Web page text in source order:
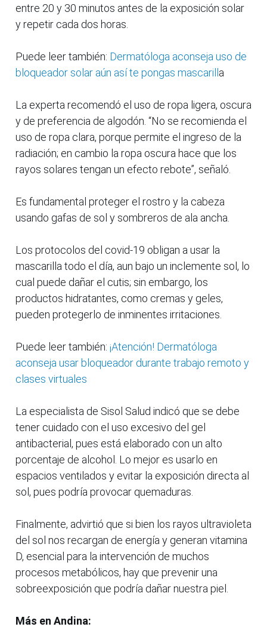
entre 20 y 30 minutos antes de la exposición solar
y repetir cada dos horas.
Puede leer también: Dermatóloga aconseja uso de
bloqueador solar aún así te pongas mascarill a
La experta recomendó el uso de ropa ligera, oscura
y de preferencia de algodón. “No se recomienda el
uso de ropa clara, porque permite el ingreso de la
radiación; en cambio la ropa oscura hace que los
rayos solares tengan un efecto rebote”, señaló.
Es fundamental proteger el rostro y la cabeza
usando gafas de sol y sombreros de ala ancha.
Los protocolos del covid-19 obligan a usar la
mascarilla todo el día, aun bajo un inclemente sol, lo
cual puede dañar el cutis; sin embargo, los
productos hidratantes, como cremas y geles,
pueden protegerlo de inminentes irritaciones.
Puede leer también: ¡Atención! Dermatóloga
aconseja usar bloqueador durante trabajo remoto y
clases virtuales
La especialista de Sisol Salud indicó que se debe
tener cuidado con el uso excesivo del gel
antibacterial, pues está elaborado con un alto
porcentaje de alcohol. Lo mejor es usarlo en
espacios ventilados y evitar la exposición directa al
sol, pues podría provocar quemaduras.
Finalmente, advirtió que si bien los rayos ultravioleta
del sol nos recargan de energía y generan vitamina
D, esencial para la intervención de muchos
procesos metabólicos, hay que prevenir una
sobreexposición que podría dañar nuestra piel.
Más en Andina: